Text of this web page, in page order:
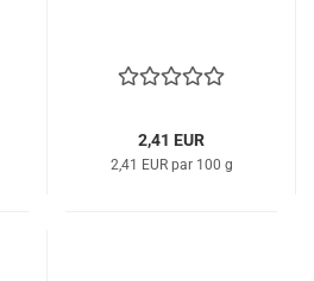
2,41 EUR
2,41 EUR par 100 g